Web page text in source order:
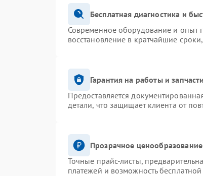
Бесплатная диагностика и
Современное оборудование и опыт
восстановление в кратчайшие
Гарантия на работы и запчасти
Предоставляется
детали, что защищает клиента от
Прозрачное
Точные прайс-листы,
платежей и возможность